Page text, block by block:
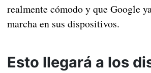
realmente cómodo y que Google
marcha en sus dispositivos.
Esto llegará a los